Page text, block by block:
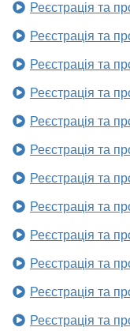
Реєстрація та
Реєстрація та
Реєстрація та
Реєстрація та
Реєстрація та
Реєстрація та
Реєстрація та
Реєстрація та
Реєстрація та
Реєстрація та
Реєстрація та
Реєстрація та